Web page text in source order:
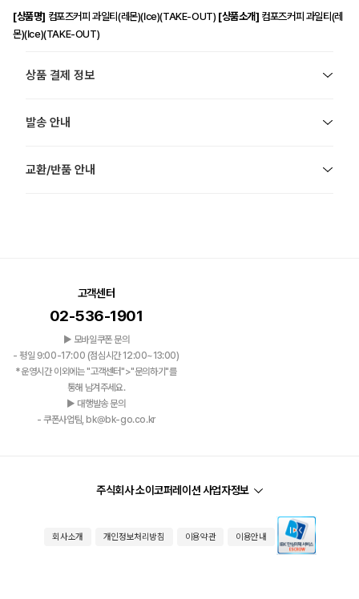
[상품명] 컴포즈커피 과일티(레몬)(Ice)(TAKE-OUT) [상품소개] 컴포즈커피 과일티(레
몬)(Ice)(TAKE-OUT)
상품 결제 정보
발송 안내
교환/반품 안내
고객센터
02-536-1901
▶ 모바일쿠폰 문의
- 평일 9:00-17:00 (점심시간 12:00~13:00)
*운영시간 이외에는 "고객센터">"문의하기"를
통해 남겨주세요.
▶ 대행발송 문의
- 쿠폰사업팀, bk@bk-go.co.kr
주식회사 소이코퍼레이션 사업자정보
회사소개 개인정보처리방침 이용약관 이용안내